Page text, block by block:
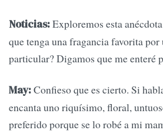
Noticias:Exploremos esta
que tenga una fragancia favorita
particular? Digamos que me enteré
May:Confieso que es cierto. Si
encanta uno riquísimo, floral,
preferido porque se lo robé a mi